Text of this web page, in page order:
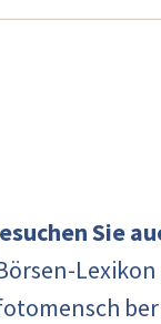
Sie
Lexikon